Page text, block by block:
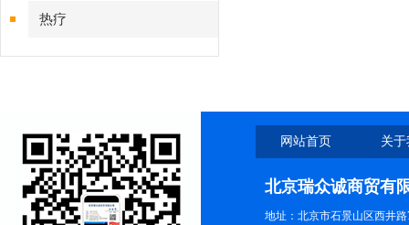
热疗
网站首页 关
北京瑞众诚商贸有
地址：北京市石景山区西井路